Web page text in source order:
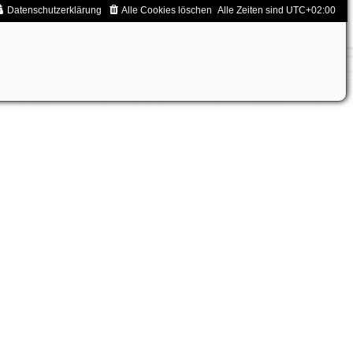
Alle Zeiten sind UTC+02:00
Alle Cookies löschen
Datenschutzerklärung